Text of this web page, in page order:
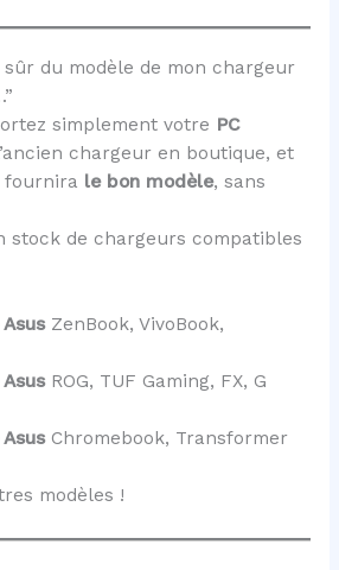
sûr du modèle de mon chargeur
simplement votre PC
chargeur en boutique, et
fournira le bon modèle, sans
stock de chargeurs compatibles
ZenBook, VivoBook,
ROG, TUF Gaming, FX, G
Chromebook, Transformer
modèles !